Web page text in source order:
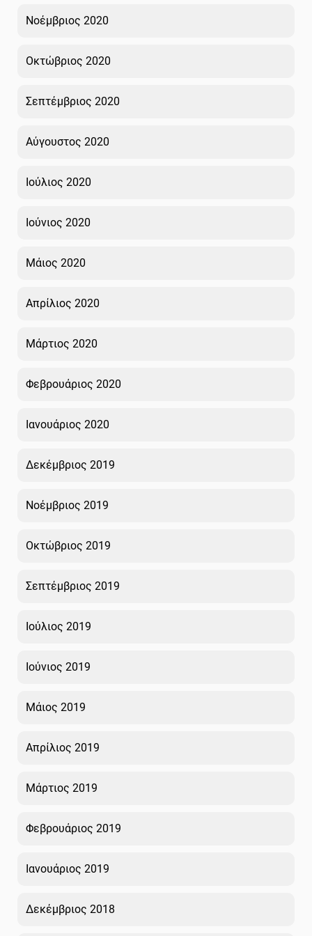
Νοέμβριος 2020
Οκτώβριος 2020
Σεπτέμβριος 2020
Αύγουστος 2020
Ιούλιος 2020
Ιούνιος 2020
Μάιος 2020
Απρίλιος 2020
Μάρτιος 2020
Φεβρουάριος 2020
Ιανουάριος 2020
Δεκέμβριος 2019
Νοέμβριος 2019
Οκτώβριος 2019
Σεπτέμβριος 2019
Ιούλιος 2019
Ιούνιος 2019
Μάιος 2019
Απρίλιος 2019
Μάρτιος 2019
Φεβρουάριος 2019
Ιανουάριος 2019
Δεκέμβριος 2018